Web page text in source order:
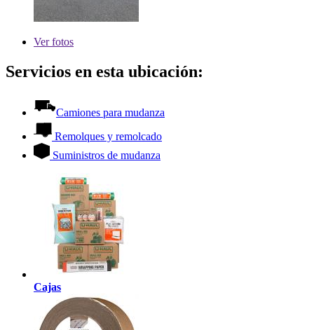
Verfotos
Servicios en esta ubicación:
Camiones para mudanza
Remolques y remolcado
Suministros de mudanza
Cajas